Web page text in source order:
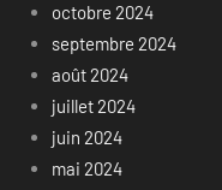
octobre 2024
septembre 2024
août 2024
juillet 2024
juin 2024
mai 2024